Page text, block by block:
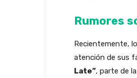
Rumores
Recientemente,
atención de sus
Late”, parte de